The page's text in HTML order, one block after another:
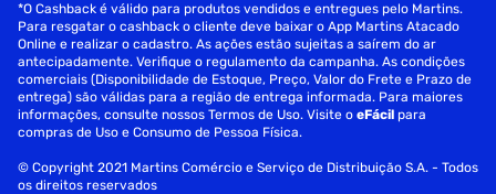
*O Cashback é válido para produtos vendidos e entregues pelo Martins.
Para resgatar o cashback o cliente deve baixar o App Martins Atacado
Online e realizar o cadastro. As ações estão sujeitas a saírem do ar
antecipadamente. Verifique o regulamento da campanha. As condições
comerciais (Disponibilidade de Estoque, Preço, Valor do Frete e Prazo de
entrega) são válidas para a região de entrega informada. Para maiores
informações, consulte nossos Termos de Uso. Visite oeFácil para
compras de Uso e Consumo de Pessoa Física.
© Copyright 2021 Martins Comércio e Serviço de Distribuição S.A. - Todos
os direitos reservados